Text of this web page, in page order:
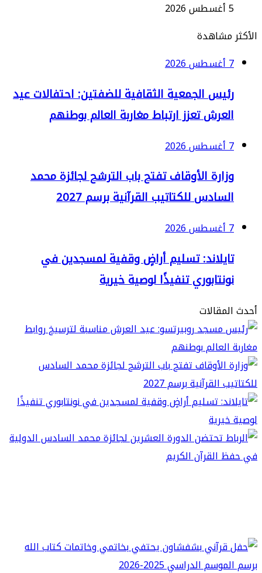
الجمعية الثقافية للضفتين: احتفالات عيد
تعزز ارتباط مغاربة العالم بوطنهم
الأوقاف تفتح باب الترشح لجائزة محمد
للكتاتيب القرآنية برسم 2027
تسليم أراضٍ وقفية لمسجدين في
تنفيذًا لوصية خيرية